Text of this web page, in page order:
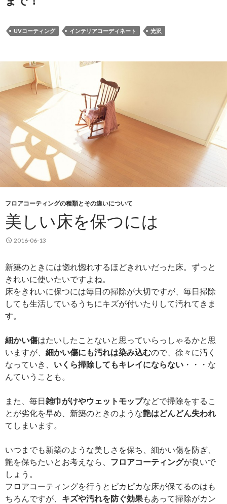
UVコーティング インテリアコーディネート 光沢
フロアコーティングの種類とその違いについて
美しい床を保つには
2016-06-13
新築のときには惚れ惚れするほどきれいだった床。ずっと
きれいに使いたいですよね。
床をきれいに保つには毎日の掃除が大切ですが、毎日掃除
しても生活しているうちにキズが付いたりして汚れてきま
す。
細かい傷はたいしたことないと思っていらっしゃるかと思
いますが、 細かい傷にも汚れは染み込むので、徐々に汚く
なっていき、 いくら掃除してもキレイにならない ・・・な
んていうことも。
また、毎日雑巾がけやウェットモップなどで掃除をするこ
とが劣化を早め、新築のときのような艶はどんどん失われ
てしまいます。
いつまでも新築のような美しさを保ち、細かい傷を防ぎ、
艶を保ちたいとお考えなら、 フロアコーティングが良いで
しょう。
フロアコーティングを行うとピカピカな床が保てるのはも
ちろんですが、 キズや汚れを防ぐ効果もあって掃除がカン